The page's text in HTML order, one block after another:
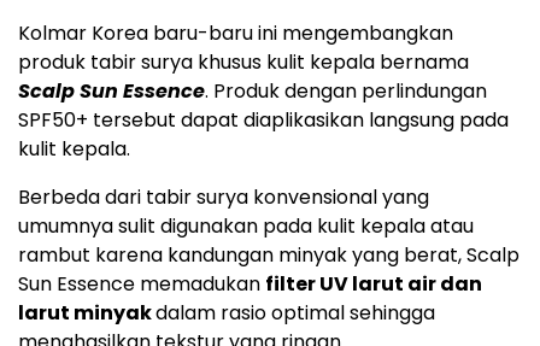
Kolmar Korea baru-baru ini mengembangkan
produk tabir surya khusus kulit kepala bernama
Scalp Sun Essence. Produk dengan perlindungan
SPF50+ tersebut dapat diaplikasikan langsung pada
kulit kepala.
Berbeda dari tabir surya konvensional yang
umumnya sulit digunakan pada kulit kepala atau
rambut karena kandungan minyak yang berat, Scalp
Sun Essence memadukan filter UV larut air dan
larut minyakdalam rasio optimal sehingga